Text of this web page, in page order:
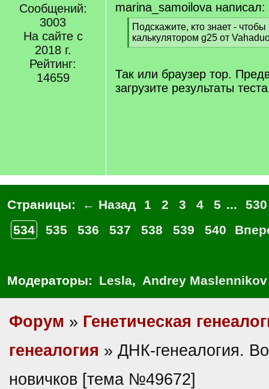
Сообщений:
3003
На сайте с
2018 г.
Рейтинг:
14659
marina_samoilova написал:
[
q
]
Подскажите, кто знает - чтобы
калькулятором g25 от
[
q
]
Так или браузер тор.
загрузите результаты
Страницы: ← Назад 1 2 3 4 5 ...
530
534
535 536 537 538 539 540
Модераторы: Lesla, Andrey Maslennikov
Форум » Генетическая
генеалогия » ДНК-генеалогия.
новичков [тема №49672]